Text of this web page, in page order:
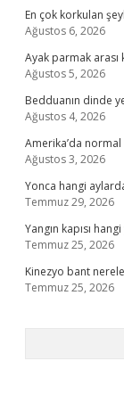
En çok korkulan
Ağustos 6, 2026
Ayak parmak arası
Ağustos 5, 2026
Bedduanın dinde
Ağustos 4, 2026
Amerika’da
Ağustos 3, 2026
Yonca hangi
Temmuz 29, 2026
Yangın kapısı
Temmuz 25, 2026
Kinezyo bant
Temmuz 25, 2026